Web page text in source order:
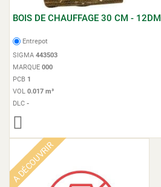
BOIS DE CHAUFFAGE 30 CM - 12DM
Entrepot
SIGMA 443503
MARQUE 000
PCB 1
VOL 0.017 m³
DLC -
A DÉCOUVRIR